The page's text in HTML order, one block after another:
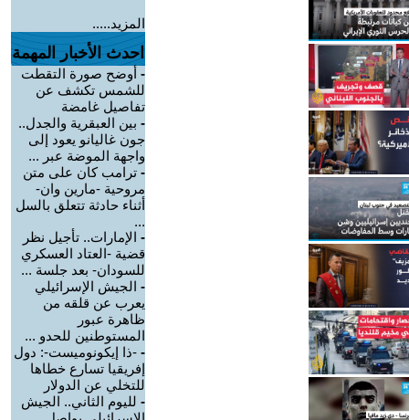
المزيد.....
احدث الأخبار المهمة
- أوضح صورة التقطت
للشمس تكشف عن
تفاصيل غامضة
- بين العبقرية والجدل..
جون غاليانو يعود إلى
واجهة الموضة عبر ...
- ترامب كان على متن
مروحية -مارين وان-
أثناء حادثة تتعلق بالسل
...
- الإمارات.. تأجيل نظر
قضية -العتاد العسكري
للسودان- بعد جلسة ...
- الجيش الإسرائيلي
يعرب عن قلقه من
ظاهرة عبور
المستوطنين للحدو ...
- -ذا إيكونوميست-: دول
إفريقيا تسارع خطاها
للتخلي عن الدولار
- لليوم الثاني.. الجيش